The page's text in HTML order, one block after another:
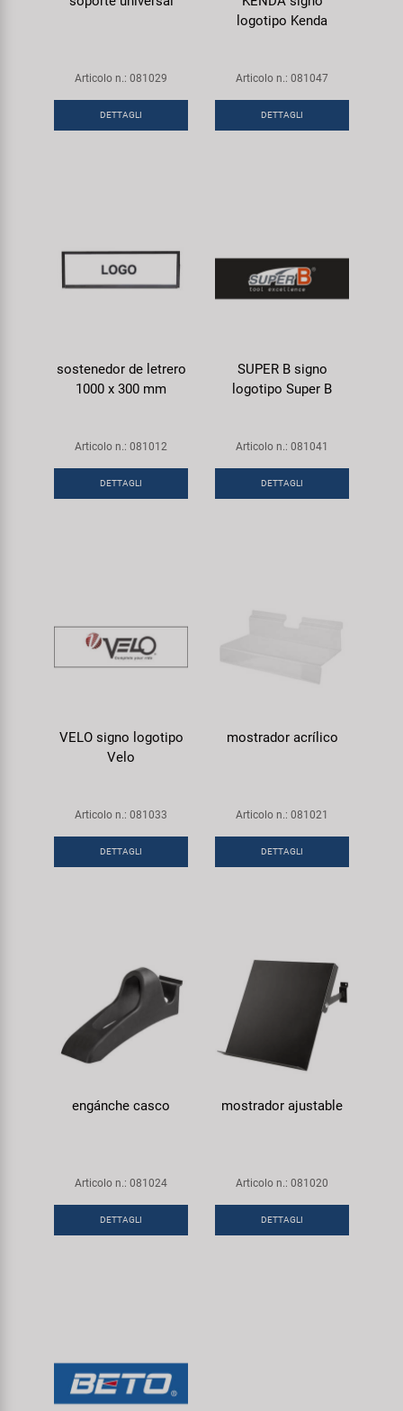
Articolo n.: 081029
DETTAGLI
logotipo Kenda
Articolo n.: 081047
DETTAGLI
sostenedor de letrero
1000 x 300 mm
Articolo n.: 081012
DETTAGLI
SUPER B signo
logotipo Super B
Articolo n.: 081041
DETTAGLI
VELO signo logotipo
Velo
Articolo n.: 081033
DETTAGLI
mostrador acrílico
Articolo n.: 081021
DETTAGLI
engánche casco
Articolo n.: 081024
DETTAGLI
mostrador ajustable
Articolo n.: 081020
DETTAGLI